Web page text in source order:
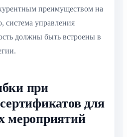
преимуществом на
система управления
должны быть встроены в
при
для
мероприятий